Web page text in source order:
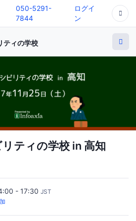
050-5291-
7844
ログイ
ン
ティの学校
ティの学校 in 高知
- 17:30 JST